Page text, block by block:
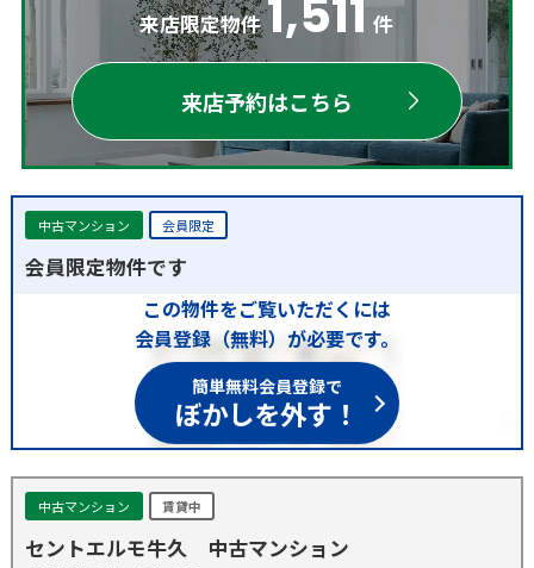
来店限定物件 1,511 件
来店予約はこちら
中古マンション 会員限定
会員限定物件です
この物件をご覧いただくには
会員登録（無料）が必要です。
簡単無料会員登録で
ぼかしを外す！
中古マンション 賃貸中
セントエルモ牛久 中古マンション